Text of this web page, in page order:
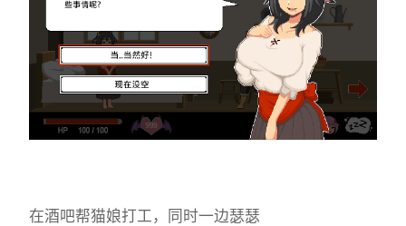
在酒吧帮猫娘打工，同时一边瑟瑟